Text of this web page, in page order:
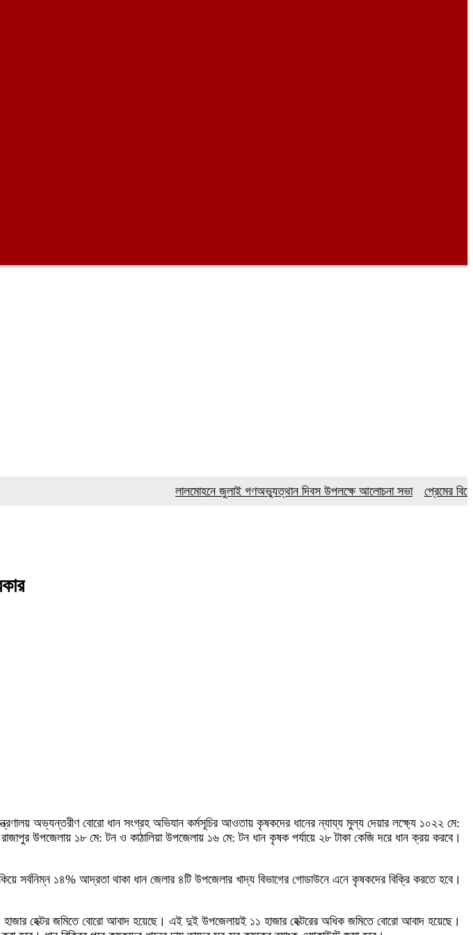
লালমোহনে জুলাই গণঅভ্যুত্থান দিবস উপলক্ষে আলোচনা সভা প্রেমের বিয়ের তিন
অভ্যন্তরীণ বোরো ধান সংগ্রহ অভিযান কর্মসূচির আওতায় কৃষকদের ধানের ন্যায্য মুল্য দেয়ার লক্ষ্যে ১০২২ মে:
উপজেলায় ১৮ মে: টন ও কাঠালিয়া উপজেলায় ১৬ মে: টন ধান কৃষক পর্যায়ে ২৮ টাকা কেজি দরে ধান ক্রয় করবে।
সর্বনিম্ন ১৪% আদ্রতা থাকা ধান জেলার ৪টি উপজেলার খাদ্য বিভাগের গোডাউনে এনে কৃষকদের বিক্রি করতে হবে।
হেক্টর জমিতে বোরো আবাদ হয়েছে। এই দুই উপজেলায়ই ১১ হাজার হেক্টরের অধিক জমিতে বোরো আবাদ হয়েছে।